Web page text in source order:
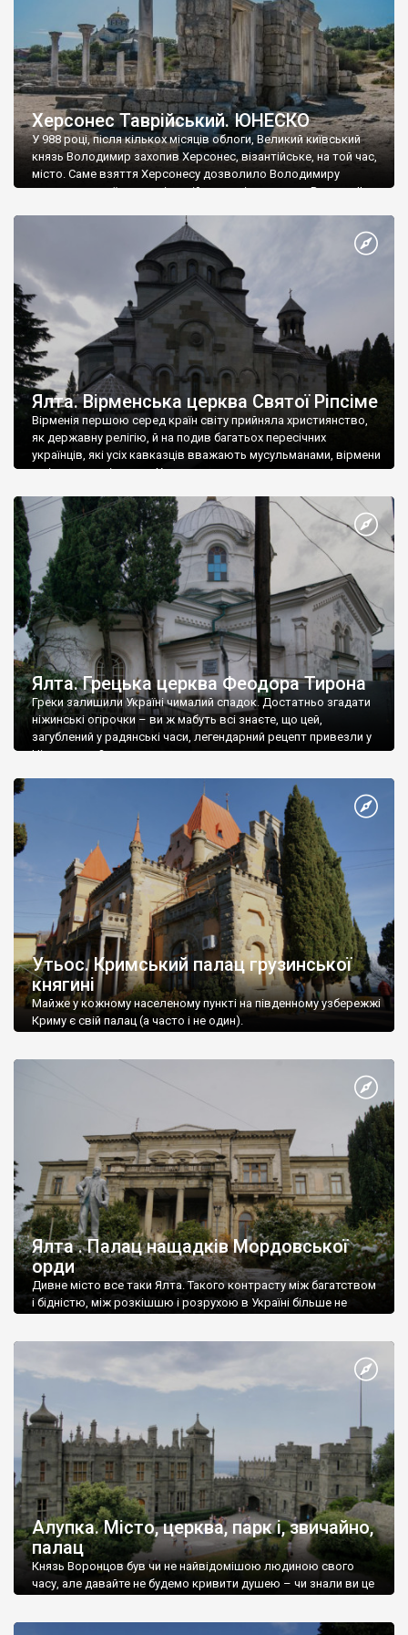
Херсонес Таврійський. ЮНЕСКО
У 988 році, після кількох місяців облоги, Великий київський
князь Володимир захопив Херсонес, візантійське, на той час,
місто. Саме взяття Херсонесу дозволило Володимиру
диктувати свої умови візантійському імператору Василю ІІ, та
Херсонесі Володимир-язичник, став Василем-християнином.
А потім було Хрещення Русі. На честь Херсонесу Таврійського
Ялта. Вірменська церква Святої Ріпсіме
Вірменія першою серед країн світу прийняла християнство,
як державну релігію, й на подив багатьох пересічних
українців, які усіх кавказців вважають мусульманами, вірмени
є відданими вірянами Христа
Ялта. Грецька церква Феодора Тирона
Греки залишили Україні чималий спадок. Достатньо згадати
ніжинські огірочки – ви ж мабуть всі знаєте, що цей,
загублений у радянські часи, легендарний рецепт привезли у
Ніжин греки?
Утьос. Кримський палац грузинської
княгині
Майже у кожному населеному пункті на південному узбережжі
Криму є свій палац (а часто і не один).
Ялта . Палац нащадків Мордовської
орди
Дивне місто все таки Ялта. Такого контрасту між багатством
і бідністю, між розкішшю і розрухою в Україні більше не
Алупка. Місто, церква, парк і, звичайно,
палац
Князь Воронцов був чи не найвідомішою людиною свого
часу, але давайте не будемо кривити душею – чи знали ви це